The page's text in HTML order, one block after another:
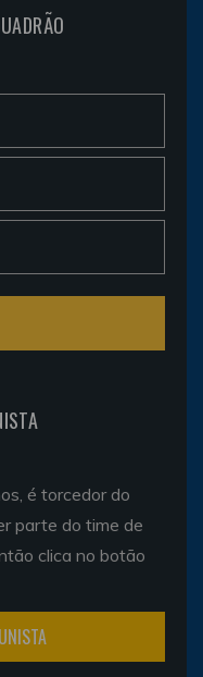
é torcedor do
parte do time de
clica no botão